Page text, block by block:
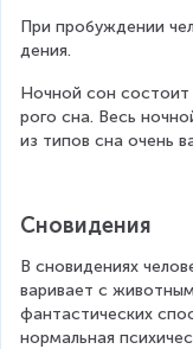
При про­буж­де­нии
де­ния.
Ноч­но­й сон
ро­го сна. Весь
из типов сна очень
Сновидения
В сновидениях
ва­ри­ва­ет с
фантастических
нормаль­ная